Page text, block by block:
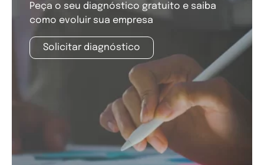
Peça o seu diagnóstico gratuito e saiba
como evoluir sua empresa
Solicitar diagnóstico